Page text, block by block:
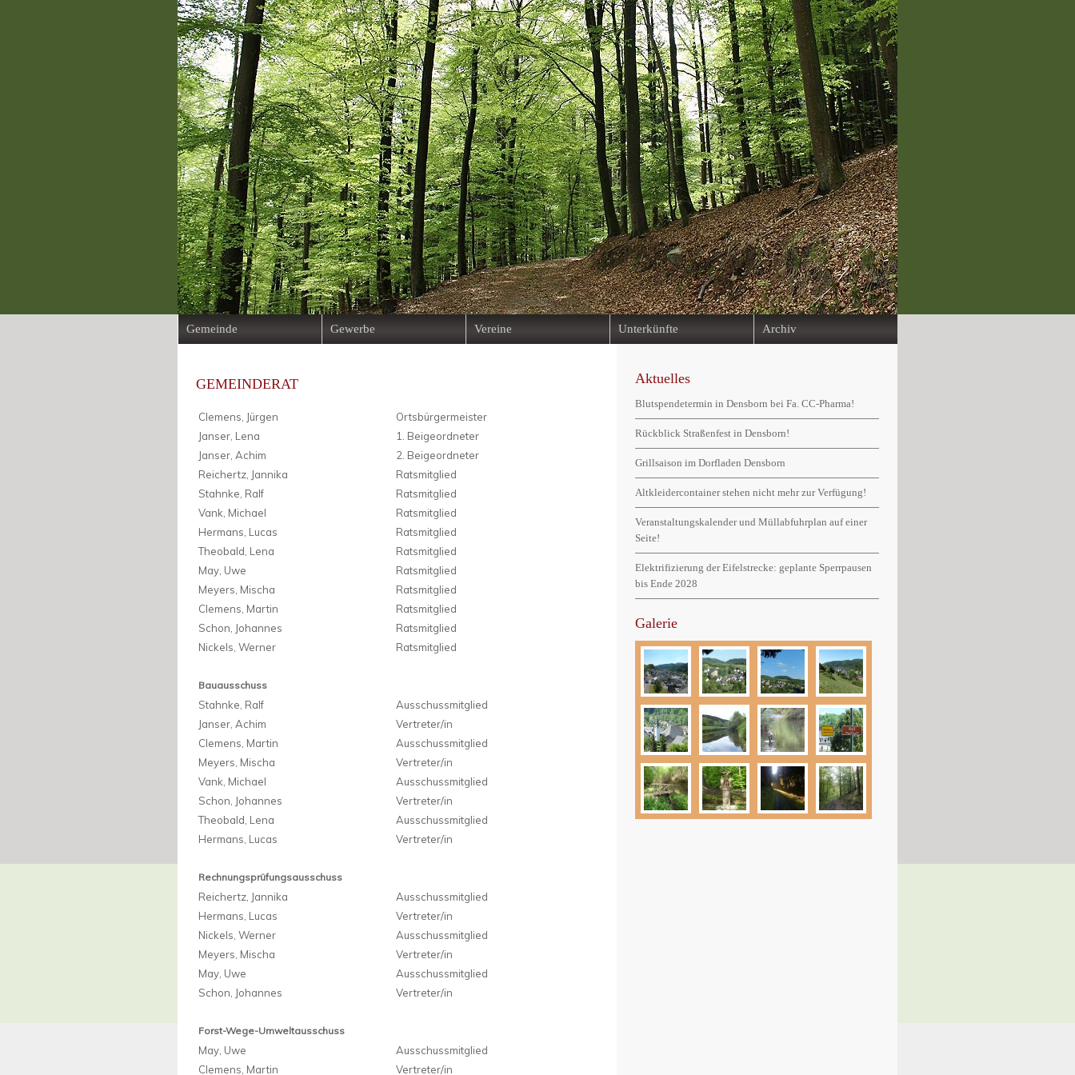
Gemeinde Gewerbe Vereine Unterkünfte Archiv
GEMEINDERAT
Clemens, Jürgen
Ortsbürgermeister
Janser, Lena
1. Beigeordneter
Janser, Achim
2. Beigeordneter
Reichertz, Jannika
Ratsmitglied
Stahnke, Ralf
Ratsmitglied
Vank, Michael
Ratsmitglied
Hermans, Lucas
Ratsmitglied
Theobald, Lena
Ratsmitglied
May, Uwe
Ratsmitglied
Meyers, Mischa
Ratsmitglied
Clemens, Martin
Ratsmitglied
Schon, Johannes
Ratsmitglied
Nickels, Werner
Ratsmitglied
Bauausschuss
Stahnke, Ralf
Ausschussmitglied
Janser, Achim
Vertreter/in
Clemens, Martin
Ausschussmitglied
Meyers, Mischa
Vertreter/in
Vank, Michael
Ausschussmitglied
Schon, Johannes
Vertreter/in
Theobald, Lena
Ausschussmitglied
Hermans, Lucas
Vertreter/in
Rechnungsprüfungsausschuss
Reichertz, Jannika
Ausschussmitglied
Hermans, Lucas
Vertreter/in
Nickels, Werner
Ausschussmitglied
Meyers, Mischa
Vertreter/in
May, Uwe
Ausschussmitglied
Schon, Johannes
Vertreter/in
Forst-Wege-Umweltausschuss
May, Uwe
Ausschussmitglied
Clemens, Martin
Vertreter/in
Aktuelles
Blutspendetermin in Densborn bei Fa. CC-Pharma!
Rückblick Straßenfest in Densborn!
Grillsaison im Dorfladen Densborn
Altkleidercontainer stehen nicht mehr zur Verfügung!
Veranstaltungskalender und Müllabfuhrplan auf einer
Seite!
Elektrifizierung der Eifelstrecke: geplante Sperrpausen
bis Ende 2028
Galerie